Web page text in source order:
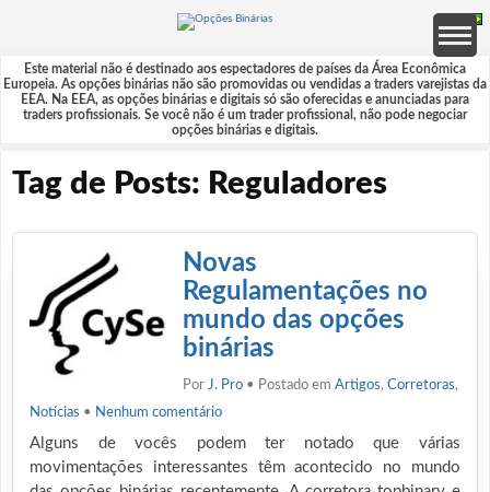
Este material não é destinado aos espectadores de países da Área Econômica
Europeia. As opções binárias não são promovidas ou vendidas a traders varejistas da
EEA. Na EEA, as opções binárias e digitais só são oferecidas e anunciadas para
traders profissionais. Se você não é um trader profissional, não pode negociar
opções binárias e digitais.
Tag de Posts: Reguladores
Novas
Regulamentações no
mundo das opções
binárias
Por J. Pro • Postado em Artigos, Corretoras,
Notícias • Nenhum comentário
Alguns de vocês podem ter notado que várias
movimentações interessantes têm acontecido no mundo